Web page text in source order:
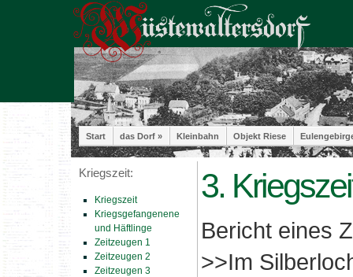
Start das Dorf » Kleinbahn Objekt Riese
Kriegszeit:
Kriegszeit
Kriegsgefangenene
und Häftlinge
Zeitzeugen 1
Zeitzeugen 2
Zeitzeugen 3
3.
Bericht eines
>>Im